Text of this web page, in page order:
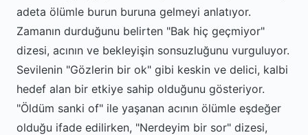
adeta ölümle burun buruna gelmeyi anlatıyor.
Zamanın durduğunu belirten "Bak hiç geçmiyor"
dizesi, acının ve bekleyişin sonsuzluğunu vurguluyor.
Sevilenin "Gözlerin bir ok" gibi keskin ve delici, kalbi
hedef alan bir etkiye sahip olduğunu gösteriyor.
"Öldüm sanki of" ile yaşanan acının ölümle eşdeğer
olduğu ifade edilirken, "Nerdeyim bir sor" dizesi,